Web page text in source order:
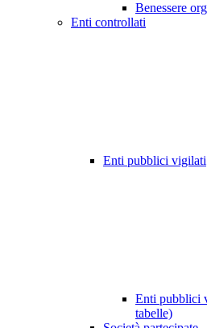
Benessere
Enti controllati
Enti pubblici vigilati
Enti pubblici
tabelle)